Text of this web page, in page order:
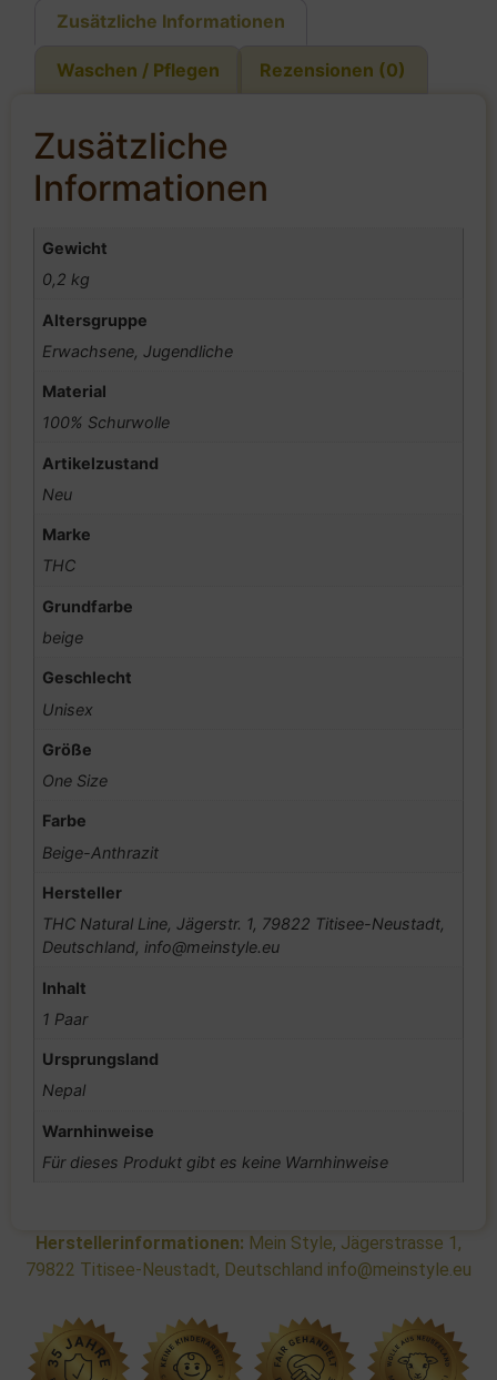
Zusätzliche Informationen
Waschen / Pflegen Rezensionen (0)
Zusätzliche
Informationen
Gewicht
0,2 kg
Altersgruppe
Erwachsene, Jugendliche
Material
100% Schurwolle
Artikelzustand
Neu
Marke
THC
Grundfarbe
beige
Geschlecht
Unisex
Größe
One Size
Farbe
Beige-Anthrazit
Hersteller
THC Natural Line, Jägerstr. 1, 79822 Titisee-Neustadt,
Deutschland, info@meinstyle.eu
Inhalt
1 Paar
Ursprungsland
Nepal
Warnhinweise
Für dieses Produkt gibt es keine Warnhinweise
Herstellerinformationen: Mein Style, Jägerstrasse 1,
79822 Titisee-Neustadt, Deutschland info@meinstyle.eu